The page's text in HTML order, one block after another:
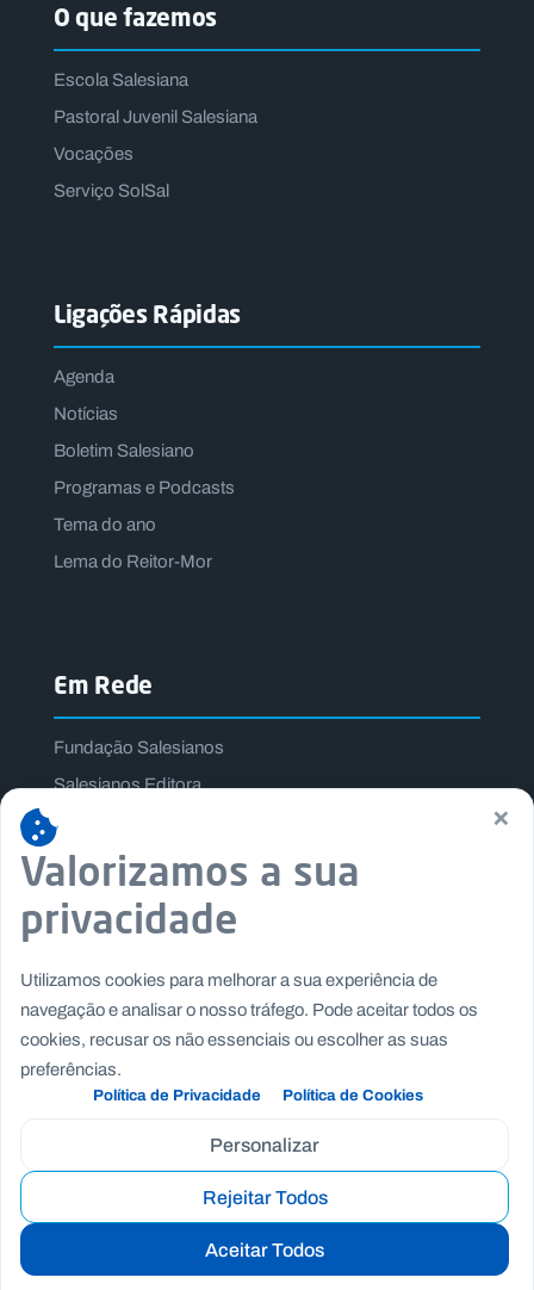
O que fazemos
Escola Salesiana
Pastoral Juvenil Salesiana
Vocações
Serviço SolSal
Ligações Rápidas
Agenda
Notícias
Boletim Salesiano
Programas e Podcasts
Tema do ano
Lema do Reitor-Mor
Em Rede
Fundação Salesianos
Salesianos Editora
Família Salesiana
Missão Dom Bosco
Copyright © Fundação Salesianos
Politica de Cookies |Termos e Condições
×
Valorizamos a sua
privacidade
Utilizamos cookies para melhorar a sua experiência de
navegação e analisar o nosso tráfego. Pode aceitar todos os
cookies, recusar os não essenciais ou escolher as suas
preferências.
Política de Privacidade Política de Cookies
Personalizar
Rejeitar Todos
Aceitar Todos